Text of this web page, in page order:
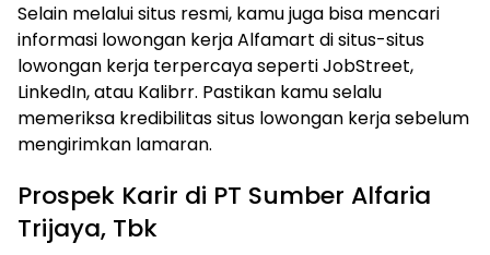
Selain melalui situs resmi, kamu juga bisa mencari
informasi lowongan kerja Alfamart di situs-situs
lowongan kerja terpercaya seperti JobStreet,
LinkedIn, atau Kalibrr. Pastikan kamu selalu
memeriksa kredibilitas situs lowongan kerja sebelum
mengirimkan lamaran.
Prospek Karir di PT Sumber Alfaria
Trijaya, Tbk